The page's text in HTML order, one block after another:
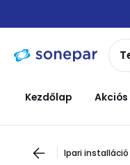
navigációhoz
Kezdőlap
Ipari installáció